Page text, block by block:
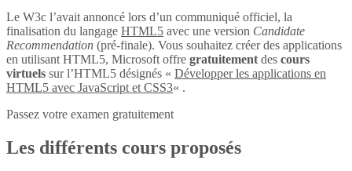
Le W3c l’avait annoncé lors d’un communiqué officiel, la
finalisation du langage HTML5 avec une version Candidate
Recommendation (pré-finale). Vous souhaitez créer des applications
en utilisant HTML5, Microsoft offre gratuitement des cours
virtuels sur l’HTML5 désignés « Développer les applications en
HTML5 avec JavaScript et CSS3« .
Passez votre examen gratuitement
Les différents cours proposés